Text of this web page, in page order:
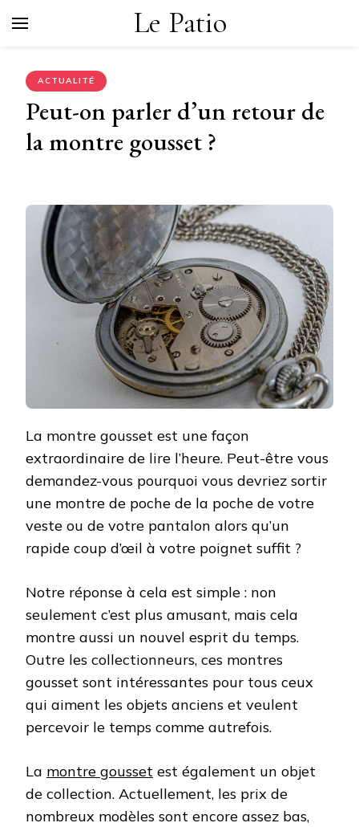
Le Patio
ACTUALITÉ
Peut-on parler d’un retour de
la montre gousset ?
La montre gousset est une façon
extraordinaire de lire l’heure. Peut-être vous
demandez-vous pourquoi vous devriez sortir
une montre de poche de la poche de votre
veste ou de votre pantalon alors qu’un
rapide coup d’œil à votre poignet suffit ?
Notre réponse à cela est simple : non
seulement c’est plus amusant, mais cela
montre aussi un nouvel esprit du temps.
Outre les collectionneurs, ces montres
gousset sont intéressantes pour tous ceux
qui aiment les objets anciens et veulent
percevoir le temps comme autrefois.
La montre gousset est également un objet
de collection. Actuellement, les prix de
nombreux modèles sont encore assez bas,